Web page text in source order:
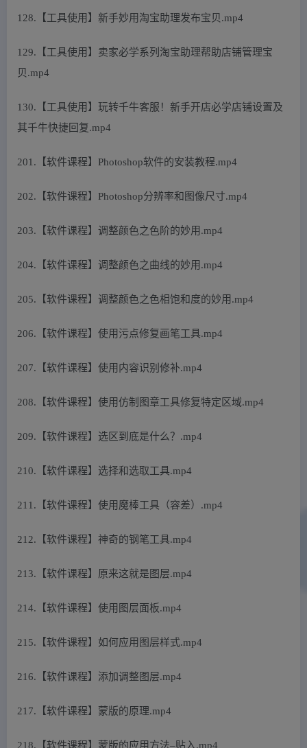
128.【工具使用】新手妙用淘宝助理发布宝贝.mp4
129.【工具使用】卖家必学系列淘宝助理帮助店铺管理宝
贝.mp4
130.【工具使用】玩转千牛客服！新手开店必学店铺设置及
其千牛快捷回复.mp4
201.【软件课程】Photoshop软件的安装教程.mp4
202.【软件课程】Photoshop分辨率和图像尺寸.mp4
203.【软件课程】调整颜色之色阶的妙用.mp4
204.【软件课程】调整颜色之曲线的妙用.mp4
205.【软件课程】调整颜色之色相饱和度的妙用.mp4
206.【软件课程】使用污点修复画笔工具.mp4
207.【软件课程】使用内容识别修补.mp4
208.【软件课程】使用仿制图章工具修复特定区域.mp4
209.【软件课程】选区到底是什么？.mp4
210.【软件课程】选择和选取工具.mp4
211.【软件课程】使用魔棒工具（容差）.mp4
212.【软件课程】神奇的钢笔工具.mp4
213.【软件课程】原来这就是图层.mp4
214.【软件课程】使用图层面板.mp4
215.【软件课程】如何应用图层样式.mp4
216.【软件课程】添加调整图层.mp4
217.【软件课程】蒙版的原理.mp4
218.【软件课程】蒙版的应用方法–贴入.mp4